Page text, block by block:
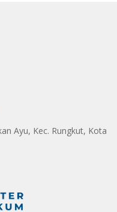
Ayu, Kec. Rungkut, Kota